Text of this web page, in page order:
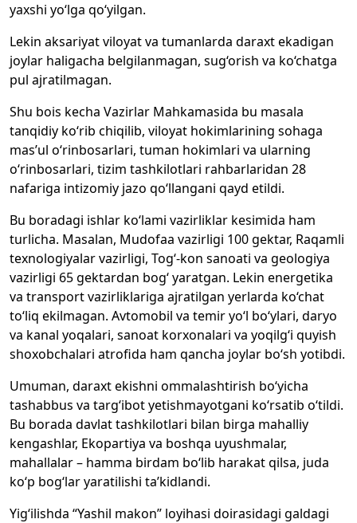
yaxshi yo‘lga qo‘yilgan.
Lekin aksariyat viloyat va tumanlarda daraxt ekadigan
joylar haligacha belgilanmagan, sug‘orish va ko‘chatga
pul ajratilmagan.
Shu bois kecha Vazirlar Mahkamasida bu masala
tanqidiy ko‘rib chiqilib, viloyat hokimlarining sohaga
mas’ul o‘rinbosarlari, tuman hokimlari va ularning
o‘rinbosarlari, tizim tashkilotlari rahbarlaridan 28
nafariga intizomiy jazo qo‘llangani qayd etildi.
Bu boradagi ishlar ko‘lami vazirliklar kesimida ham
turlicha. Masalan, Mudofaa vazirligi 100 gektar, Raqamli
texnologiyalar vazirligi, Tog‘-kon sanoati va geologiya
vazirligi 65 gektardan bog‘ yaratgan. Lekin energetika
va transport vazirliklariga ajratilgan yerlarda ko‘chat
to‘liq ekilmagan. Avtomobil va temir yo‘l bo‘ylari, daryo
va kanal yoqalari, sanoat korxonalari va yoqilg‘i quyish
shoxobchalari atrofida ham qancha joylar bo‘sh yotibdi.
Umuman, daraxt ekishni ommalashtirish bo‘yicha
tashabbus va targ‘ibot yetishmayotgani ko‘rsatib o‘tildi.
Bu borada davlat tashkilotlari bilan birga mahalliy
kengashlar, Ekopartiya va boshqa uyushmalar,
mahallalar – hamma birdam bo‘lib harakat qilsa, juda
ko‘p bog‘lar yaratilishi ta’kidlandi.
Yig‘ilishda “Yashil makon” loyihasi doirasidagi galdagi